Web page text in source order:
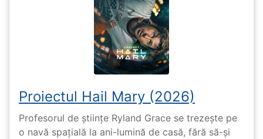
Proiectul Hail Mary (2026)
Profesorul de științe Ryland Grace se trezește pe
o navă spațială la ani-lumină de casă, fără să-și